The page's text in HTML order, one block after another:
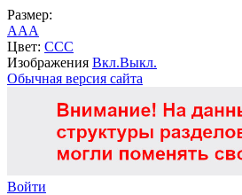
Размер:
AAA
Цвет: CCC
Изображения Вкл.Выкл.
Обычная версия сайта
Войти